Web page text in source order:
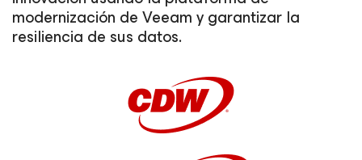
modernización de Veeam y garantizar la
resiliencia de sus datos.